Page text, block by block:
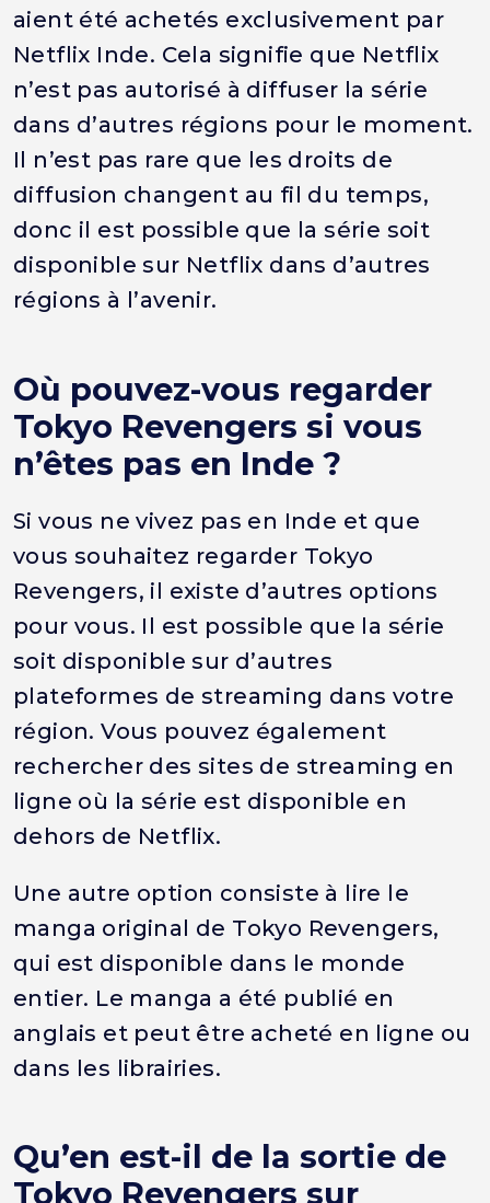
aient été achetés exclusivement par
Netflix Inde. Cela signifie que Netflix
n’est pas autorisé à diffuser la série
dans d’autres régions pour le moment.
Il n’est pas rare que les droits de
diffusion changent au fil du temps,
donc il est possible que la série soit
disponible sur Netflix dans d’autres
régions à l’avenir.
Où pouvez-vous regarder
Tokyo Revengers si vous
n’êtes pas en Inde ?
Si vous ne vivez pas en Inde et que
vous souhaitez regarder Tokyo
Revengers, il existe d’autres options
pour vous. Il est possible que la série
soit disponible sur d’autres
plateformes de streaming dans votre
région. Vous pouvez également
rechercher des sites de streaming en
ligne où la série est disponible en
dehors de Netflix.
Une autre option consiste à lire le
manga original de Tokyo Revengers,
qui est disponible dans le monde
entier. Le manga a été publié en
anglais et peut être acheté en ligne ou
dans les librairies.
Qu’en est-il de la sortie de
Tokyo Revengers sur